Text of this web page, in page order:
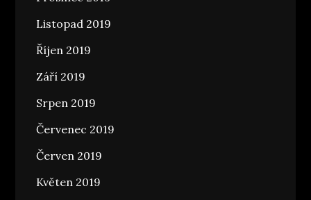
Listopad 2019
Říjen 2019
Září 2019
Srpen 2019
Červenec 2019
Červen 2019
Květen 2019